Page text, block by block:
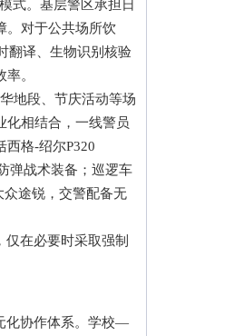
式。基层警区承担日
。对于公共场所饮
翻译、生物识别核验
。
地段、节庆活动等场
化相结合，一线警员
格-绍尔P320
弹战术装备；巡逻车
途锐，交警配备无
在必要时采取强制
化协作体系。学校—